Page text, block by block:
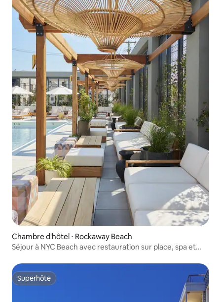
Chambre d'hôtel ⋅ Rockaway Beach
Séjour à NYC Beach avec restauration sur place, spa et
Superhôte
Superhôte